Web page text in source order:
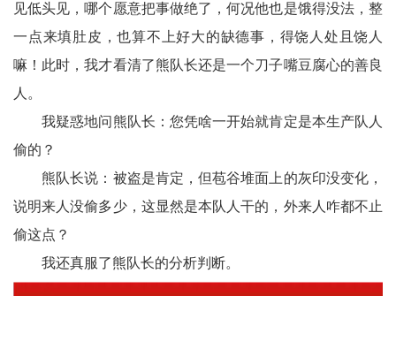
议
见低头见，哪个愿意把事做绝了，何况他也是饿得没法，整
一点来填肚皮，也算不上好大的缺德事，得饶人处且饶人
嘛！此时，我才看清了熊队长还是一个刀子嘴豆腐心的善良
人。
我疑惑地问熊队长：您凭啥一开始就肯定是本生产队人
偷的？
熊队长说：被盗是肯定，但苞谷堆面上的灰印没变化，
说明来人没偷多少，这显然是本队人干的，外来人咋都不止
偷这点？
我还真服了熊队长的分析判断。